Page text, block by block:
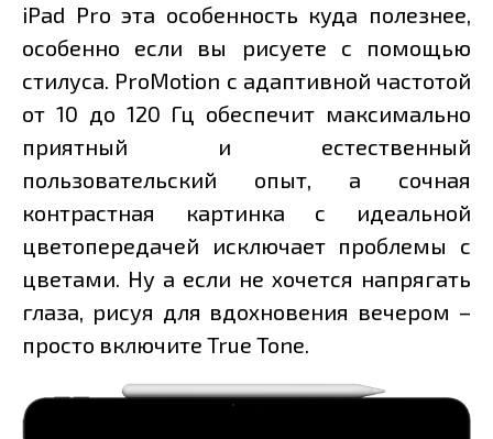
iPad Pro эта особенность куда полезнее,
особенно если вы рисуете с помощью
стилуса. ProMotion с адаптивной частотой
от 10 до 120 Гц обеспечит максимально
приятный и естественный
пользовательский опыт, а сочная
контрастная картинка с идеальной
цветопередачей исключает проблемы с
цветами. Ну а если не хочется напрягать
глаза, рисуя для вдохновения вечером –
просто включите True Tone.